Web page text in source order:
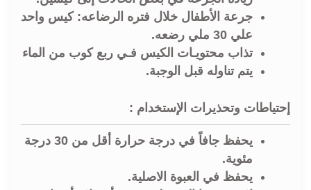
جرعة الأطفال خلال فتره الرضاعه: كيس واحد
علي 30 ملي رضعه.
تذاب محتويـات الكيس فـي ربع كوب من الماء
يتم تناوله قبل الوجبة.
إحتياطات وتحذيرات الإستخدام :
يحفظ جافاً في درجة حرارة أقل من 30 درجة
مئوية.
يحفظ في العبوة الاصلية.